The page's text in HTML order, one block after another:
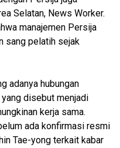
Selatan, News Worker.
manajemen Persija
sang pelatih sejak
adanya hubungan
disebut menjadi
kerja sama.
ada konfirmasi resmi
Tae-yong terkait kabar